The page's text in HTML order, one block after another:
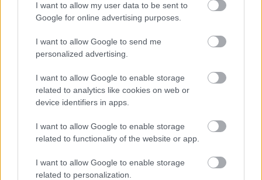
I want to allow my user data to be sent to
Google for online advertising purposes.
I want to allow Google to send me
personalized advertising.
I want to allow Google to enable storage
related to analytics like cookies on web or
device identifiers in apps.
I want to allow Google to enable storage
related to functionality of the website or app.
I want to allow Google to enable storage
related to personalization.
Πυρόπληκτοι: Τι σημαίνουν τα «πράσινα»,
«κίτρινα» και «κόκκινα» σπίτια για τις
αποζημιώσεις
Ποια είναι η (κυβερνητική) λίστα με τα μεγάλα
χρονοδιαγράμματα
Λιανικές πωλήσεις
Βιομηχανική παραγωγή